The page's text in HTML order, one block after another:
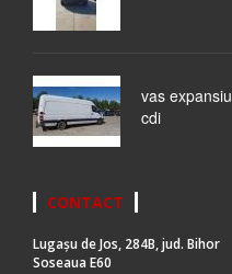
vas
cdi
CONTACT
Lugașu de Jos, 284B, jud. Bihor
Soseaua E60